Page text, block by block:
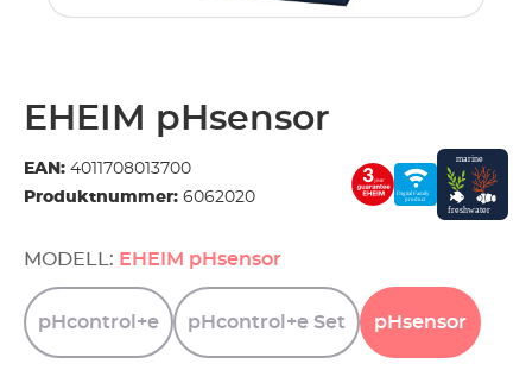
EHEIM pHsensor
EAN: 4011708013700
Produktnummer: 6062020
MODELL: EHEIM pHsensor
pHcontrol+e pHcontrol+e Set pHsensor